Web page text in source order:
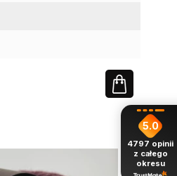
5.0
4797 opinii
z całego
okresu